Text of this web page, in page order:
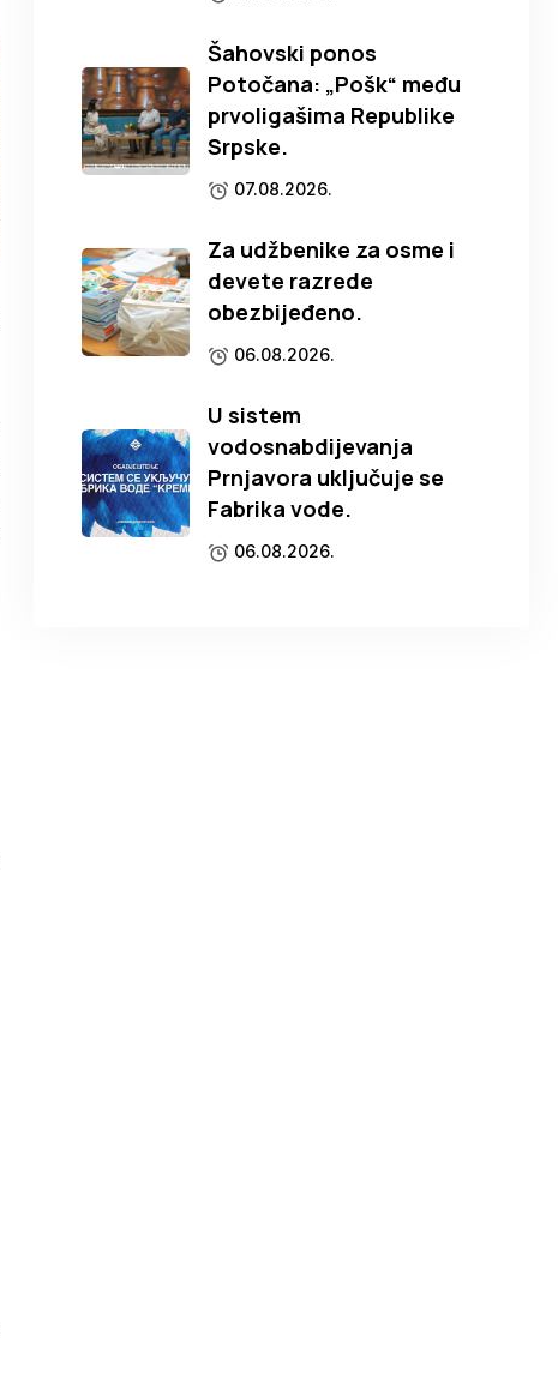
Šahovski ponos
Potočana: „Pošk“ među
prvoligašima Republike
Srpske.
07.08.2026.
Za udžbenike za osme i
devete razrede
obezbijeđeno.
06.08.2026.
U sistem
vodosnabdijevanja
Prnjavora uključuje se
Fabrika vode.
06.08.2026.